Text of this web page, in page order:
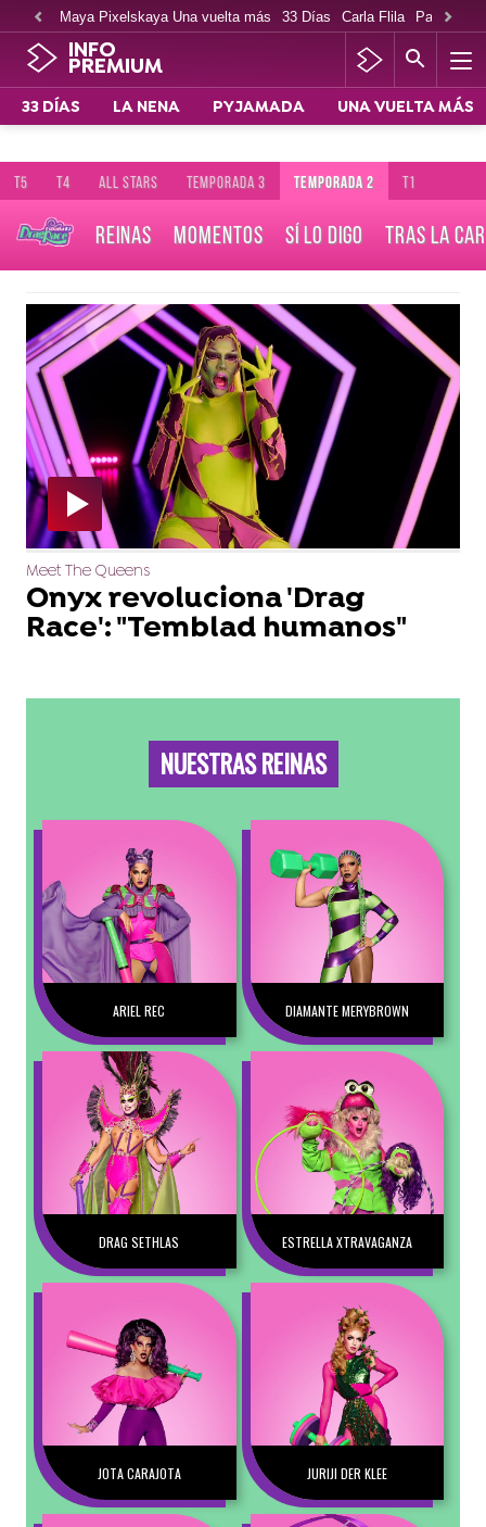
Maya Pixelskaya Una vuelta más 33 Días Carla Flila Paco
INFO
PREMIUM
33 DÍAS LA NENA PYJAMADA UNA VUELTA MÁS
T5 T4 ALL STARS TEMPORADA 3 TEMPORADA 2 T1
REINAS MOMENTOS SÍ LO DIGO TRAS LA
Meet The Queens
Onyx revoluciona 'Drag
Race': "Temblad humanos"
NUESTRAS REINAS
ARIEL REC DIAMANTE MERYBROWN
DRAG SETHLAS ESTRELLA XTRAVAGANZA
JOTA CARAJOTA JURIJI DER KLEE